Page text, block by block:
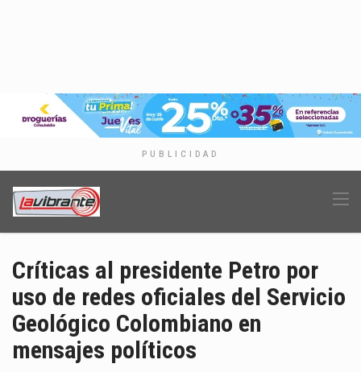
PUBLICIDAD
Críticas al presidente Petro por
uso de redes oficiales del Servicio
Geológico Colombiano en
mensajes políticos